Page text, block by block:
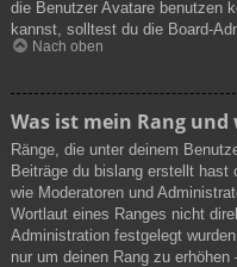
die Benutzer Avatare benutzen
kannst, solltest du die Board-
Nach oben
Was ist mein Rang
Ränge, die unter deinem
Beiträge du bislang erstellt hast
wie Moderatoren und
Wortlaut eines Ranges nicht
Administration festgelegt
nur um deinen Rang zu